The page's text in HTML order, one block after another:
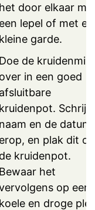
het door elkaar
een lepel of met
kleine garde.
Doe de kruidenmix
over in een goed
afsluitbare
kruidenpot. Schrijf
naam en de datum
erop, en plak dit op
de kruidenpot.
Bewaar het
op een
koele en droge